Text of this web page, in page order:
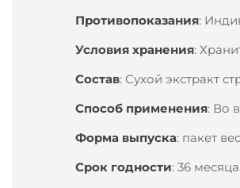
Противопоказания:
Условия хранения:
Состав: Сухой экстракт
Способ применения: Во
Форма выпуска: пакет
Срок годности: 36